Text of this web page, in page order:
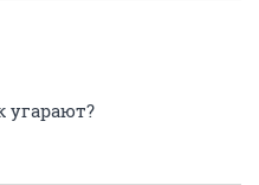
угарают?